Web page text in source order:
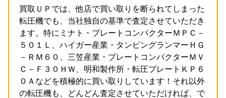
買取ＵＰでは、他店で買い取りを断られてしまった
転圧機でも、当社独自の基準で査定させていただき
ます。特にミナト・プレートコンパクターＭＰＣ－
５０１Ｌ、ハイガー産業・タンピングランマーＨＧ
－ＲＭ６０、三笠産業・プレートコンパクターＭＶ
Ｃ－Ｆ３０ＨＷ、明和製作所・転圧プレートＫＰ６
０Ａなどを積極的に買い取りしています！それ以外
の転圧機も、どんどん査定させていただければ、で